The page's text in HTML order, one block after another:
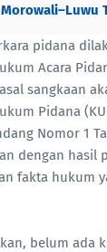
pidana
Acara
sangkaan
Pidana
Nomor 1
dengan hasil
fakta hukum
belum ada